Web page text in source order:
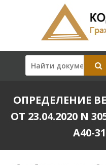
ОПРЕДЕЛЕНИЕ
ОТ 23.04.2020 N
А40-